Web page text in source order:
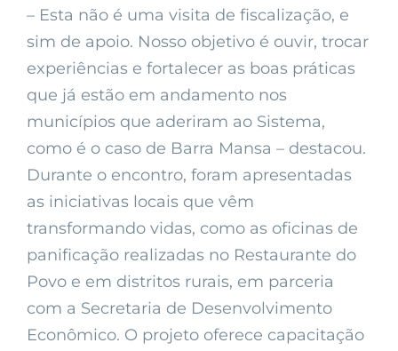
– Esta não é uma visita de fiscalização, e
sim de apoio. Nosso objetivo é ouvir, trocar
experiências e fortalecer as boas práticas
que já estão em andamento nos
municípios que aderiram ao Sistema,
como é o caso de Barra Mansa – destacou.
Durante o encontro, foram apresentadas
as iniciativas locais que vêm
transformando vidas, como as oficinas de
panificação realizadas no Restaurante do
Povo e em distritos rurais, em parceria
com a Secretaria de Desenvolvimento
Econômico. O projeto oferece capacitação